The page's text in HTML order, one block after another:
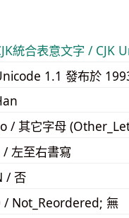
統合表意文字 /
1.1 發布於
/ 其它字母
/ 左至右書寫
/ 否
/ Not_Reordered; 無